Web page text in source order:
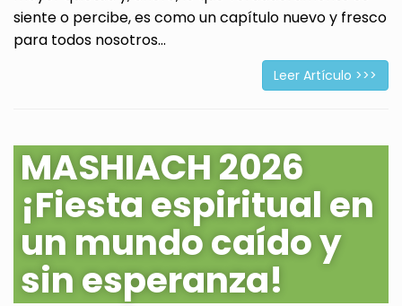
siente o percibe, es como un capítulo nuevo y fresco
para todos nosotros...
Leer Artículo >>>
MASHIACH 2026
¡Fiesta espiritual en
un mundo caído y
sin esperanza!